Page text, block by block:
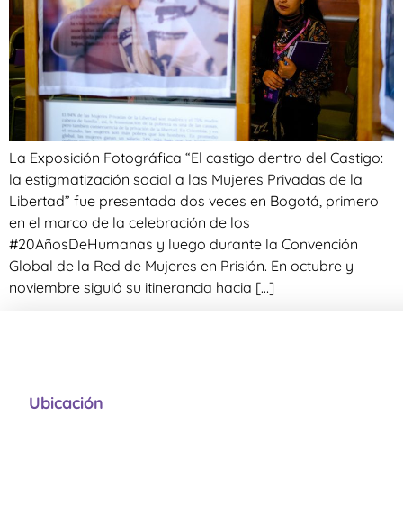
La Exposición Fotográfica “El castigo dentro del Castigo:
la estigmatización social a las Mujeres Privadas de la
Libertad” fue presentada dos veces en Bogotá, primero
en el marco de la celebración de los
#20AñosDeHumanas y luego durante la Convención
Global de la Red de Mujeres en Prisión. En octubre y
noviembre siguió su itinerancia hacia […]
Ubicación